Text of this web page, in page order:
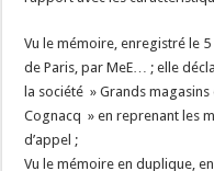
Vu le mémoire, enregistré le
de Paris, par MeE… ; elle
la société » Grands
Cognacq » en reprenant les
d’appel ;
Vu le mémoire en duplique,